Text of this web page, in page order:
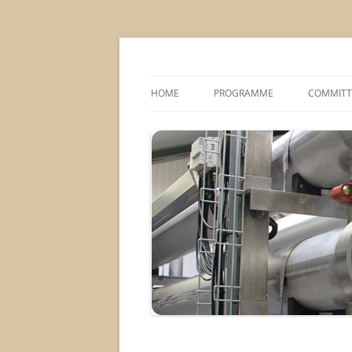
HOME PROGRAMME
POSTER SESSIONS
COMPANY VISITS